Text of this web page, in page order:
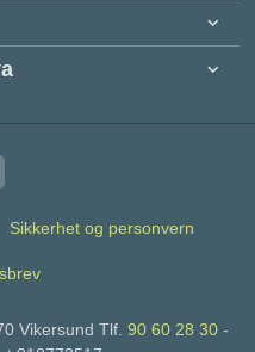
Sikkerhet og personvern
Vikersund Tlf. 90 60 28 30-